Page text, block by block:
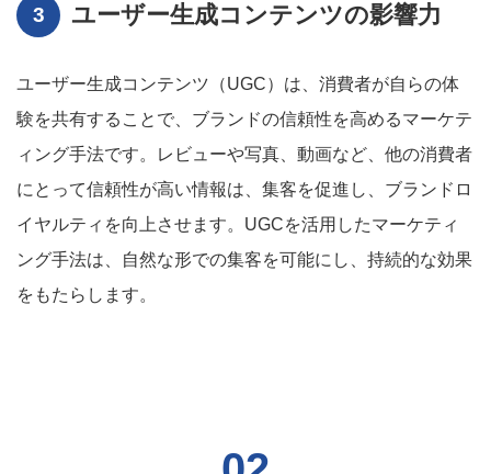
ユーザー生成コンテンツの影響力
ユーザー生成コンテンツ（UGC）は、消費者が自らの体
験を共有することで、ブランドの信頼性を高めるマーケテ
ィング手法です。レビューや写真、動画など、他の消費者
にとって信頼性が高い情報は、集客を促進し、ブランドロ
イヤルティを向上させます。UGCを活用したマーケティ
ング手法は、自然な形での集客を可能にし、持続的な効果
をもたらします。